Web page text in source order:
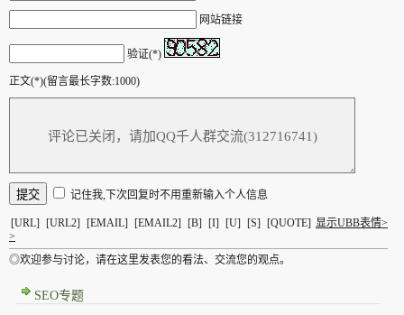
网站链接
验证(*)
正文(*)(留言最长字数:1000)
记住我,下次回复时不用重新输入个人信息
[URL] [URL2] [EMAIL] [EMAIL2] [B] [I] [U] [S] [QUOTE] 显示UBB表情>
>
◎欢迎参与讨论，请在这里发表您的看法、交流您的观点。
SEO专题